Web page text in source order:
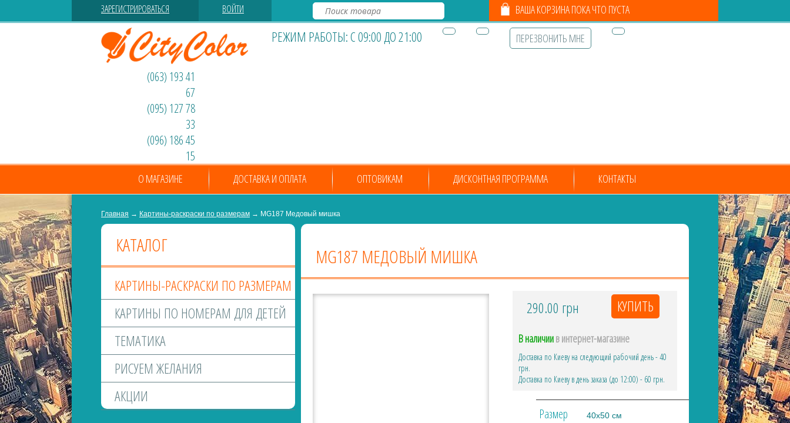
ЗАРЕГИСТРИРОВАТЬСЯ ВОЙТИ ВАША КОРЗИНА ПОКА ЧТО ПУСТА
РЕЖИМ РАБОТЫ: С 09:00 ДО 21:00 ПЕРЕЗВОНИТЬ МНЕ
(063) 193 41
67
(095) 127 78
33
(096) 186 45
15
О МАГАЗИНЕ ДОСТАВКА И ОПЛАТА ОПТОВИКАМ ДИСКОНТНАЯ ПРОГРАММА КОНТАКТЫ
Главная → Картины-раскраски по размерам → MG187 Медовый мишка
КАТАЛОГ
КАРТИНЫ-РАСКРАСКИ ПО РАЗМЕРАМ
КАРТИНЫ ПО НОМЕРАМ ДЛЯ ДЕТЕЙ
ТЕМАТИКА
РИСУЕМ ЖЕЛАНИЯ
АКЦИИ
MG187 МЕДОВЫЙ МИШКА
290.00 грн
В наличиив интернет-магазине
Доставка по Киеву на следующий рабочий день - 40
грн.
Доставка по Киеву в день заказа (до 12:00) - 60 грн.
Размер 40х50 см